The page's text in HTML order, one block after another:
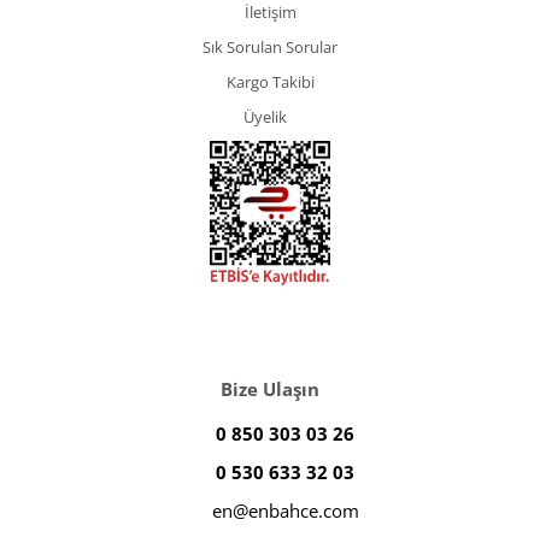
İletişim
Sık Sorulan Sorular
Kargo Takibi
Üyelik
Bize Ulaşın
0 850 303 03 26
0 530 633 32 03
en@enbahce.com